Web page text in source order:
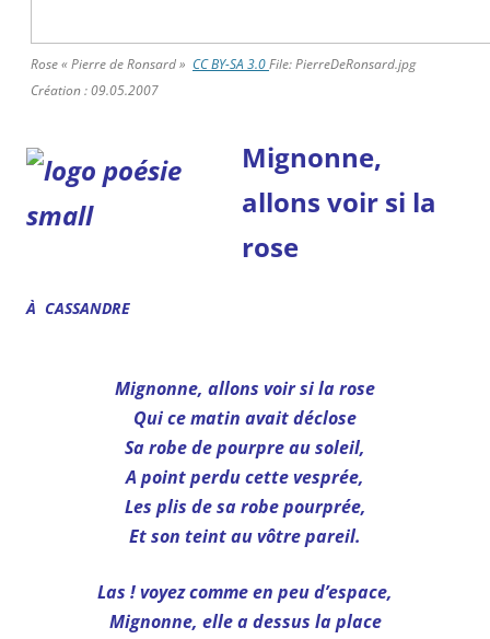
Rose « Pierre de Ronsard » CC BY-SA 3.0File:PierreDeRonsard.jpg
Création : 09.05.2007
Mignonne,
allons voir si la
rose
À CASSANDRE
Mignonne, allons voir si la rose
Qui ce matin avait déclose
Sa robe de pourpre au soleil,
A point perdu cette vesprée,
Les plis de sa robe pourprée,
Et son teint au vôtre pareil.
Las ! voyez comme en peu d’espace,
Mignonne, elle a dessus la place